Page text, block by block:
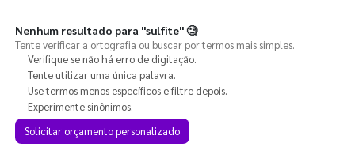
Nenhum resultado para "sulfite"🧐
Tente verificar a ortografia ou buscar por termos mais simples.
Verifique se não há erro de digitação.
Tente utilizar uma única palavra.
Use termos menos específicos e filtre depois.
Experimente sinônimos.
Solicitar orçamento personalizado